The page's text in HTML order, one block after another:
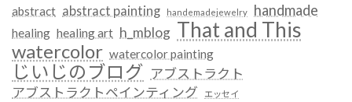
abstract abstract painting handemadejewelry handmade
healing healing art h_mblog That and This
watercolor watercolor painting
じいじのブログ アブストラクト
アブストラクトペインティング
エッセイ